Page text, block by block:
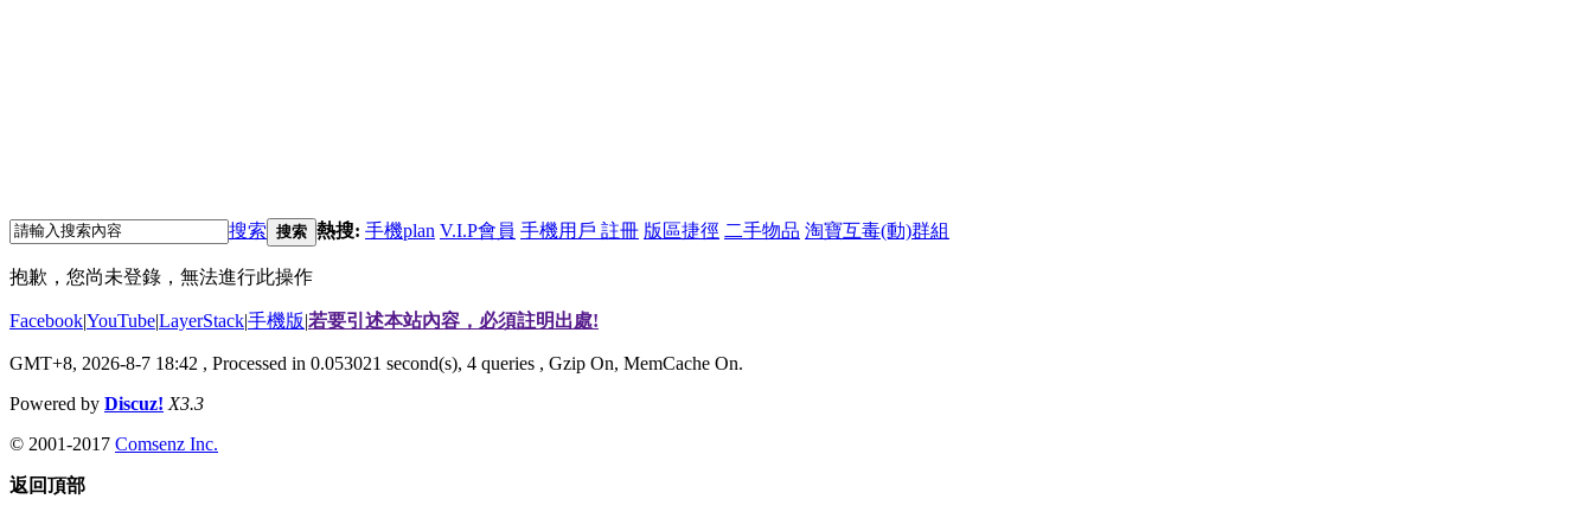
搜索 搜索 熱搜: 手機plan V.I.P會員 手機用戶 註冊 版區捷徑 二手物品 淘寶互毒(動)群組
抱歉，您尚未登錄，無法進行此操作
Facebook|YouTube|LayerStack|手機版|若要引述本站內容，必須註明出處!
GMT+8, 2026-8-7 18:42 , Processed in 0.053021 second(s), 4 queries , Gzip On, MemCache On.
Powered by Discuz! X3.3
© 2001-2017 Comsenz Inc.
返回頂部